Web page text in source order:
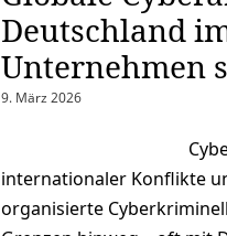
Deutschland
Unternehmen
9. März 2026
internationaler Konflikte
organisierte